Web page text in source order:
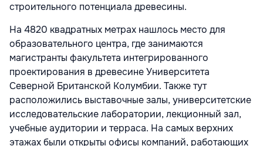
строительного потенциала древесины.
На 4820 квадратных метрах нашлось место для
образовательного центра, где занимаются
магистранты факультета интегрированного
проектирования в древесине Университета
Северной Британской Колумбии. Также тут
расположились выставочные залы, университетские
исследовательские лаборатории, лекционный зал,
учебные аудитории и терраса. На самых верхних
этажах были открыты офисы компаний, работающих